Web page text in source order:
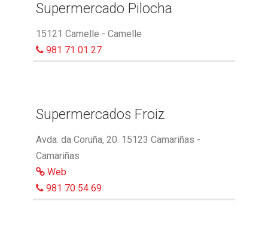
Supermercado Pilocha
15121 Camelle - Camelle
981 71 01 27
Supermercados Froiz
Avda. da Coruña, 20. 15123 Camariñas -
Camariñas
Web
981 70 54 69